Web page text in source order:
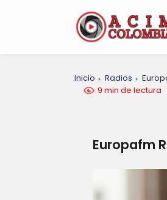
Inicio Radios
9 min de lectura
Europafm